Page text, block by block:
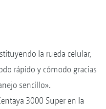
la rueda celular,
rápido y cómodo gracias
sencillo».
3000 Super en la